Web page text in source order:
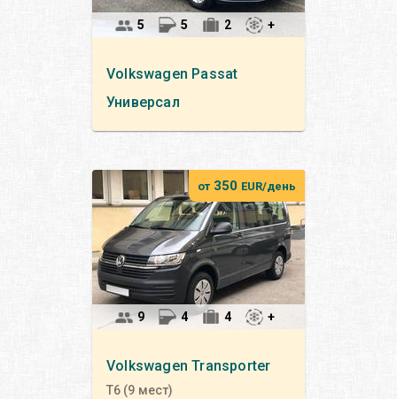
Volkswagen Passat
Универсал
5 5 2 +
Volkswagen Transporter
T6 (9 мест)
от 350 EUR/день
9 4 4 +